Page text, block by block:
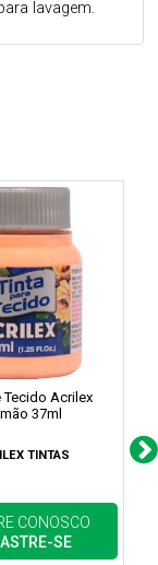
lavagem.
Tecido Acrilex
37ml
TINTAS
CONOSCO
SE